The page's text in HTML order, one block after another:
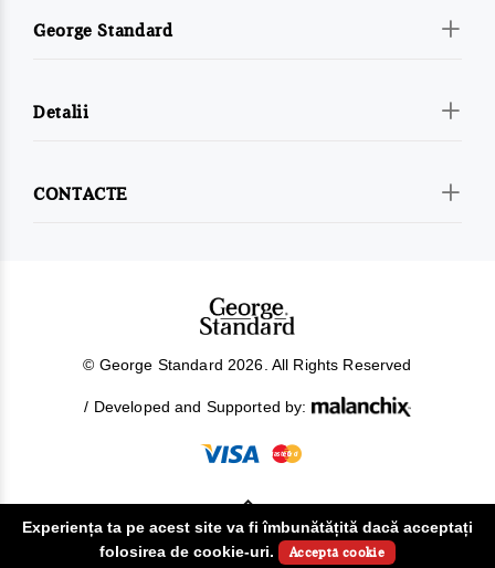
George Standard
Detalii
CONTACTE
© George Standard 2026. All Rights Reserved
/ Developed and Supported by:
!
Experiența ta pe acest site va fi îmbunătățită dacă acceptați
folosirea de cookie-uri.
Acceptă cookie